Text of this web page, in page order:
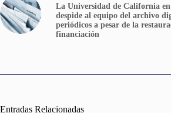
La Universidad de California
despide al equipo del archivo
periódicos a pesar de la
financiación
Entradas Relacionadas